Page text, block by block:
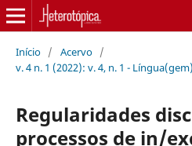
Início / Acervo /
v. 4 n. 1 (2022): v. 4, n. 1 -
Regularidades
processos de in/